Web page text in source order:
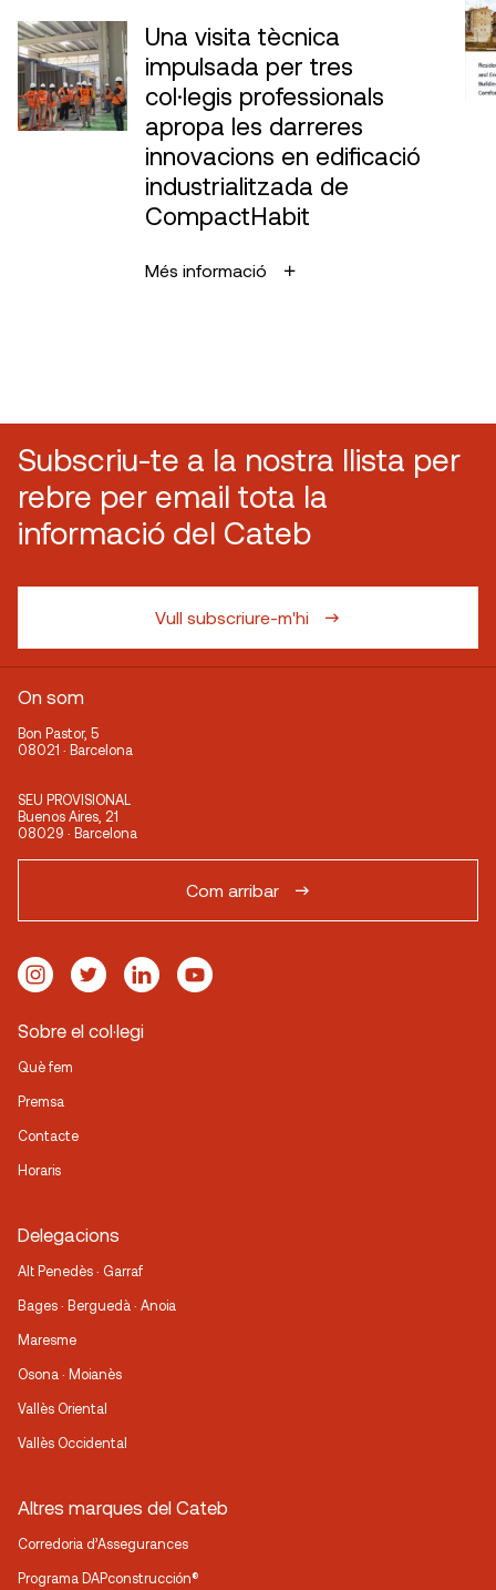
Una visita tècnica
impulsada per tres
col·legis professionals
apropa les darreres
innovacions en edificació
industrialitzada de
CompactHabit
Més informació
Subscriu-te a la nostra llista per
rebre per email tota la
informació del Cateb
Vull subscriure-m'hi
On som
Bon Pastor, 5
08021 · Barcelona
SEU PROVISIONAL
Buenos Aires, 21
08029 · Barcelona
Com arribar
Sobre el col·legi
Què fem
Premsa
Contacte
Horaris
Delegacions
Alt Penedès · Garraf
Bages · Berguedà · Anoia
Maresme
Osona · Moianès
Vallès Oriental
Vallès Occidental
Altres marques del Cateb
Corredoria d’Assegurances
Programa DAPconstrucción®